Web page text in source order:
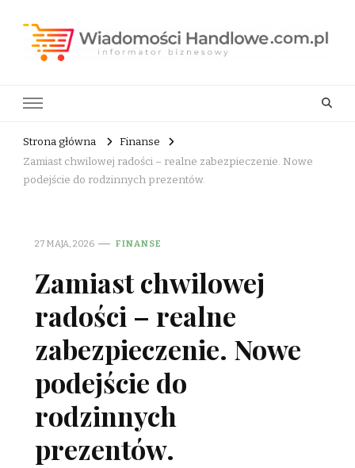
Strona główna
Finanse
Zamiast chwilowej radości – realne zabezpieczenie. Nowe
podejście do rodzinnych prezentów.
27 MAJA, 2026 FINANSE
Zamiast chwilowej
radości – realne
zabezpieczenie. Nowe
podejście do
rodzinnych
prezentów.